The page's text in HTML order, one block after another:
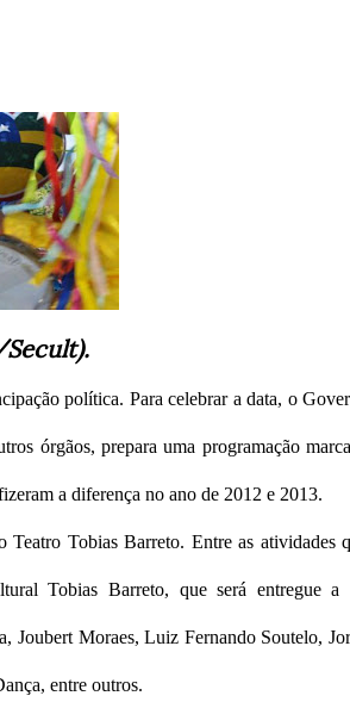
política. Para celebrar a data, o
órgãos, prepara uma programação
a diferença no ano de 2012 e 2013.
Teatro Tobias Barreto. Entre as atividades
Tobias Barreto, que será entregue a
Joubert Moraes, Luiz Fernando Soutelo,
entre outros.